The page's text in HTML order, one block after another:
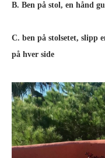
B. Ben på stol, en hånd
C. ben på stolsetet,
på hver side